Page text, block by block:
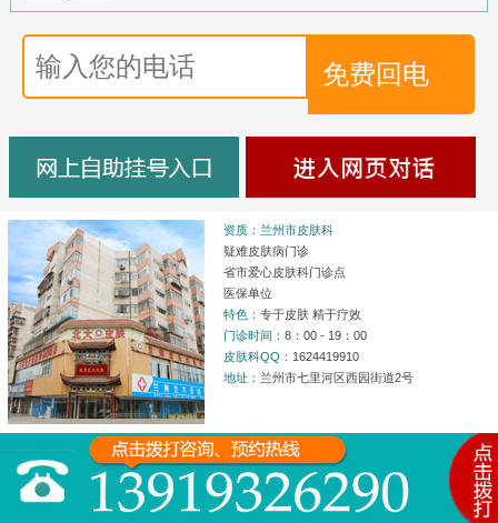
资质：兰州市皮肤科
疑难皮肤病门诊
省市爱心皮肤科门诊点
医保单位
特色：专于皮肤 精于疗效
门诊时间：8：00 - 19：00
皮肤科QQ： 1624419910
地址： 兰州市七里河区西园街道2号